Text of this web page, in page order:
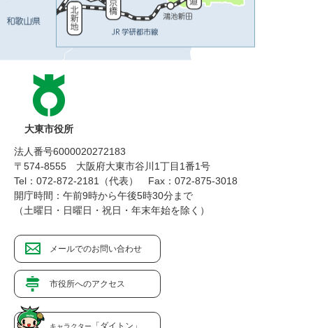
大東市役所
法人番号6000020272183
〒574-8555 大阪府大東市谷川1丁目1番1号
Tel：072-872-2181（代表）
Fax：072-875-3018
開庁時間：午前9時から午後5時30分まで
（土曜日・日曜日・祝日・年末年始を除く）
メールでのお問い合わせ
市役所へのアクセス
キャラクター 「ダイトン」